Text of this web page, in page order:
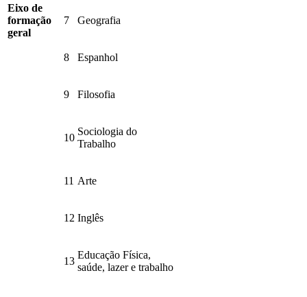
Eixo de
formação
geral
7 Geografia
8 Espanhol
9 Filosofia
10
Sociologia do
Trabalho
11 Arte
12 Inglês
13
Educação Física,
saúde, lazer e trabalho